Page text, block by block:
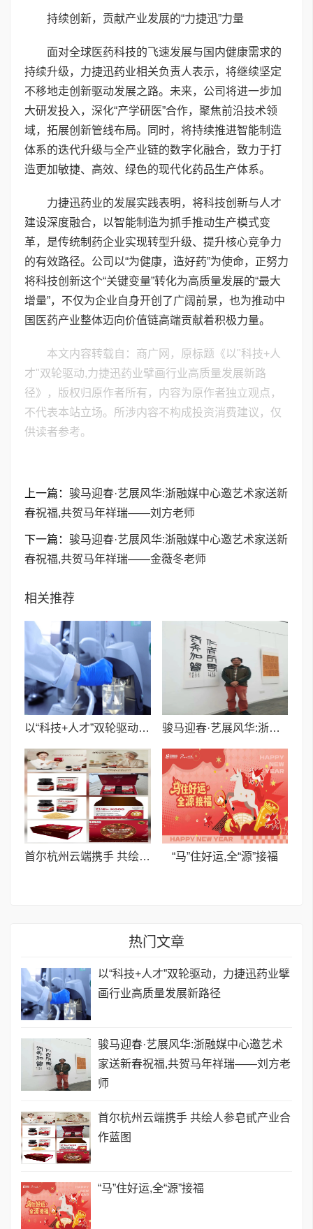
持续创新，贡献产业发展的“力捷迅”力量
面对全球医药科技的飞速发展与国内健康需求的
持续升级，力捷迅药业相关负责人表示，将继续坚定
不移地走创新驱动发展之路。未来，公司将进一步加
大研发投入，深化“产学研医”合作，聚焦前沿技术领
域，拓展创新管线布局。同时，将持续推进智能制造
体系的迭代升级与全产业链的数字化融合，致力于打
造更加敏捷、高效、绿色的现代化药品生产体系。
力捷迅药业的发展实践表明，将科技创新与人才
建设深度融合，以智能制造为抓手推动生产模式变
革，是传统制药企业实现转型升级、提升核心竞争力
的有效路径。公司以“为健康，造好药”为使命，正努力
将科技创新这个“关键变量”转化为高质量发展的“最大
增量”，不仅为企业自身开创了广阔前景，也为推动中
国医药产业整体迈向价值链高端贡献着积极力量。
本文内容转载自：商广网，原标题《以"科技+人
才"双轮驱动,力捷迅药业擘画行业高质量发展新路
径》，版权归原作者所有，内容为原作者独立观点，
不代表本站立场。所涉内容不构成投资消费建议，仅
供读者参考。
上一篇： 骏马迎春·艺展风华:浙融媒中心邀艺术家送新
春祝福,共贺马年祥瑞——刘方老师
下一篇： 骏马迎春·艺展风华:浙融媒中心邀艺术家送新
春祝福,共贺马年祥瑞——金薇冬老师
相关推荐
以“科技+人才”双轮驱动，力捷迅药业擘画行业高质量发展新路径 骏马迎春·艺展风华:浙融媒中心邀艺术家送新春祝福,共贺马年祥瑞——刘方老师
首尔杭州云端携手 共绘人参皂甙产业合作蓝图 ​“马”住好运,全“源”接福
热门文章
以“科技+人才”双轮驱动，力捷迅药业擘
画行业高质量发展新路径
骏马迎春·艺展风华:浙融媒中心邀艺术
家送新春祝福,共贺马年祥瑞——刘方老
师
首尔杭州云端携手 共绘人参皂甙产业合
作蓝图
​“马”住好运,全“源”接福